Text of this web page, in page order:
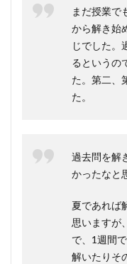
まだ授業で
から解き始
じでした。
るというの
た。第二、
た。
過去問を解
かったなと
夏であれば
思いますが
で、1週間
解いたりそ